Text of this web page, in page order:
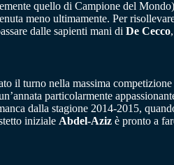
quello di Campione del
meno ultimamente. Per
dalle sapienti mani di De Cecco
il turno nella massima
particolarmente
dalla stagione 2014-2015,
iniziale Abdel-Aziz è pronto a